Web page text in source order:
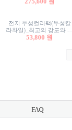
전지 두성컬러팩(두성칼
라화일)_최고의 강도와 평
활성을 지닌 다양한 컬러
53,800 원
FAQ